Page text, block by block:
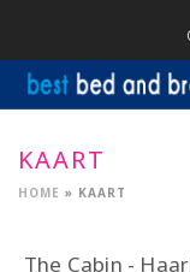
KAART
HOME » KAART
The Cabin -